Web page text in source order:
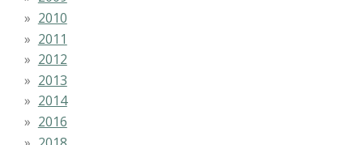
2010
2011
2012
2013
2014
2016